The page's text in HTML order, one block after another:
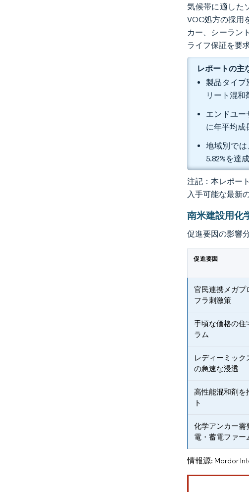
気候帯に適した
VOC処方の採用
カー、シーラン
ライフ保証を要
レポートの主
製品タイプ
リート混和
エンドユー
に年平均成
地域別では
5.82%を達
注記：本レポー
入手可能な最新
南米建設用化
促進要因の影響
促進要因
官民連携メガプ
フラ刺激策
手頃な価格の住
ラム
レディーミッ
の急速な浸透
高性能混和剤を
ト
化学アンカー需
電・蓄電ファー
情報源: Mordor